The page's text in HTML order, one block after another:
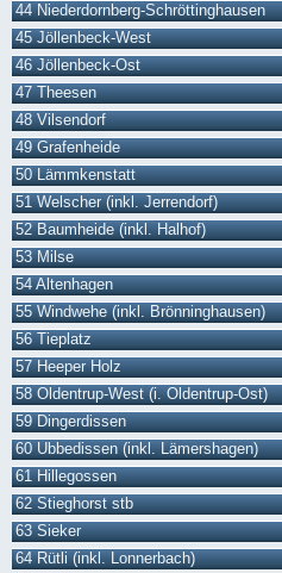
44 Niederdornberg-Schröttinghausen
45 Jöllenbeck-West
46 Jöllenbeck-Ost
47 Theesen
48 Vilsendorf
49 Grafenheide
50 Lämmkenstatt
51 Welscher (inkl. Jerrendorf)
52 Baumheide (inkl. Halhof)
53 Milse
54 Altenhagen
55 Windwehe (inkl. Brönninghausen)
56 Tieplatz
57 Heeper Holz
58 Oldentrup-West (i. Oldentrup-Ost)
59 Dingerdissen
60 Ubbedissen (inkl. Lämershagen)
61 Hillegossen
62 Stieghorst stb
63 Sieker
64 Rütli (inkl. Lonnerbach)